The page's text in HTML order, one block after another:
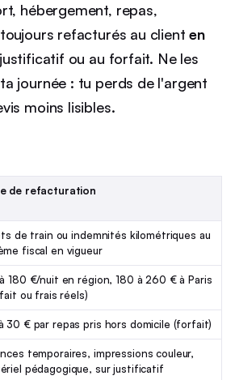
hébergement, repas,
refacturés au clienten
ou au forfait. Ne les
journée : tu perds de l'argent
moins lisibles.
de refacturation
de train ou indemnités kilométriques au
fiscal en vigueur
à 180 €/nuit en région, 180 à 260 € à Paris
ou frais réels)
30 € par repas pris hors domicile (forfait)
temporaires, impressions couleur,
pédagogique, sur justificatif